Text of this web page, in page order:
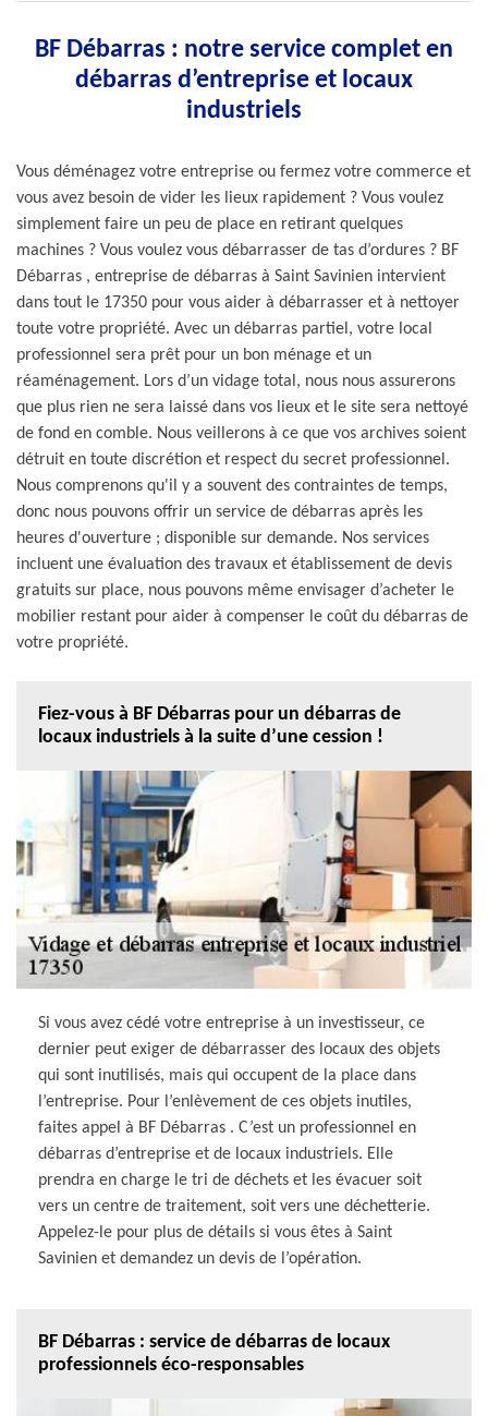
BF Débarras : notre service complet en
débarras d’entreprise et locaux
industriels
Vous déménagez votre entreprise ou fermez votre commerce et
vous avez besoin de vider les lieux rapidement ? Vous voulez
simplement faire un peu de place en retirant quelques
machines ? Vous voulez vous débarrasser de tas d’ordures ? BF
Débarras , entreprise de débarras à Saint Savinien intervient
dans tout le 17350 pour vous aider à débarrasser et à nettoyer
toute votre propriété. Avec un débarras partiel, votre local
professionnel sera prêt pour un bon ménage et un
réaménagement. Lors d’un vidage total, nous nous assurerons
que plus rien ne sera laissé dans vos lieux et le site sera nettoyé
de fond en comble. Nous veillerons à ce que vos archives soient
détruit en toute discrétion et respect du secret professionnel.
Nous comprenons qu'il y a souvent des contraintes de temps,
donc nous pouvons offrir un service de débarras après les
heures d'ouverture ; disponible sur demande. Nos services
incluent une évaluation des travaux et établissement de devis
gratuits sur place, nous pouvons même envisager d’acheter le
mobilier restant pour aider à compenser le coût du débarras de
votre propriété.
Fiez-vous à BF Débarras pour un débarras de
locaux industriels à la suite d’une cession !
Si vous avez cédé votre entreprise à un investisseur, ce
dernier peut exiger de débarrasser des locaux des objets
qui sont inutilisés, mais qui occupent de la place dans
l’entreprise. Pour l’enlèvement de ces objets inutiles,
faites appel à BF Débarras . C’est un professionnel en
débarras d’entreprise et de locaux industriels. Elle
prendra en charge le tri de déchets et les évacuer soit
vers un centre de traitement, soit vers une déchetterie.
Appelez-le pour plus de détails si vous êtes à Saint
Savinien et demandez un devis de l’opération.
BF Débarras : service de débarras de locaux
professionnels éco-responsables